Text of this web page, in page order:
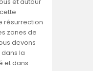
et autour
résurrection
zones de
devons
la
et dans